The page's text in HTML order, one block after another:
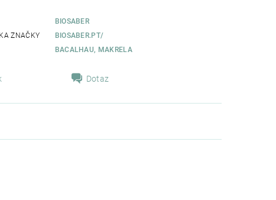
BIOSABER
ZNAČKY
BIOSABER.PT/
BACALHAU, MAKRELA
Dotaz